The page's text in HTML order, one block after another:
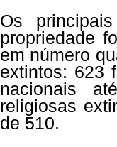
Os
propriedade
em número
extintos: 623
nacionais
religiosas
de 510.